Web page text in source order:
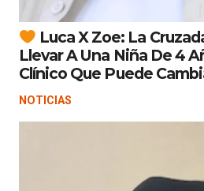
Luca X Zoe: La
Llevar A Una Niña De 4
Clínico Que Puede
NOTICIAS